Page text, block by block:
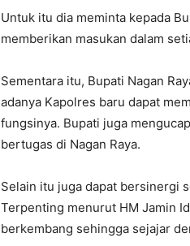
Untuk itu dia meminta kepada
memberikan masukan dalam
Sementara itu, Bupati Nagan
adanya Kapolres baru dapat
fungsinya. Bupati juga
bertugas di Nagan Raya.
Selain itu juga dapat bersinergi
Terpenting menurut HM Jamin
berkembang sehingga sejajar